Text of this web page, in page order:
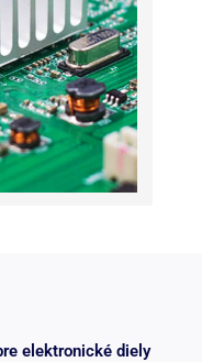
elektronické diely